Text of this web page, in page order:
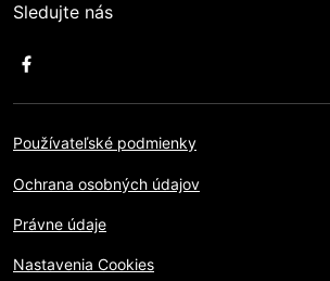
Sledujte nás
Používateľské podmienky
Ochrana osobných údajov
Právne údaje
Nastavenia Cookies